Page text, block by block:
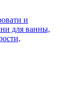
и
для ванны,